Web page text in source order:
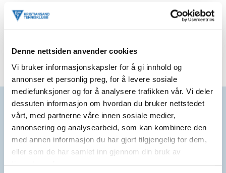
Denne nettsiden anvender cookies
Vi bruker informasjonskapsler for å gi innhold og
annonser et personlig preg, for å levere sosiale
mediefunksjoner og for å analysere trafikken vår. Vi deler
dessuten informasjon om hvordan du bruker nettstedet
vårt, med partnerne våre innen sosiale medier,
annonsering og analysearbeid, som kan kombinere den
med annen informasjon du har gjort tilgjengelig for dem,
eller som de har samlet inn gjennom din bruk av
til post@ktk.no.
publisert senest en uke før årsmøtet.
Samarbeidspartnere